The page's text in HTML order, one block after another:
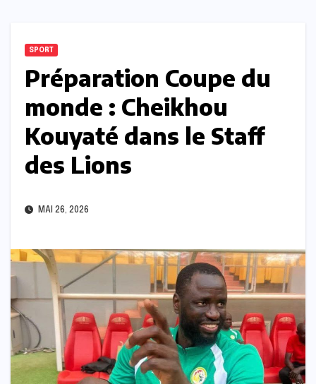
SPORT
Préparation Coupe du
monde : Cheikhou
Kouyaté dans le Staff
des Lions
MAI 26, 2026